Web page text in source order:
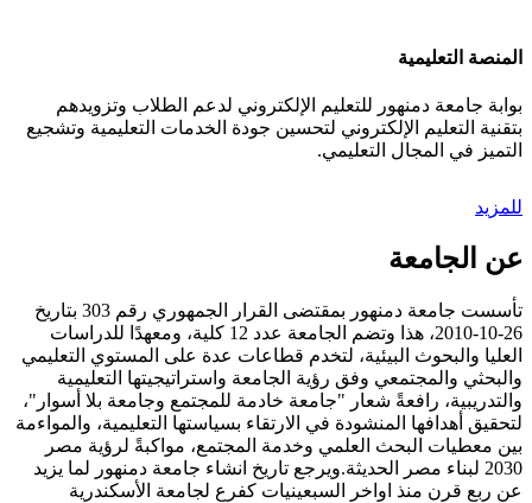
المنصة التعليمية
بوابة جامعة دمنهور للتعليم الإلكتروني لدعم الطلاب وتزويدهم
بتقنية التعليم الإلكتروني لتحسين جودة الخدمات التعليمية وتشجيع
التميز في المجال التعليمي.
للمزيد
عن الجامعة
تأسست جامعة دمنهور بمقتضى القرار الجمهوري رقم 303 بتاريخ
26-10-2010، هذا وتضم الجامعة عدد 12 كلية، ومعهدًا للدراسات
العليا والبحوث البيئية، لتخدم قطاعات عدة على المستوي التعليمي
والبحثي والمجتمعي وفق رؤية الجامعة واستراتيجيتها التعليمية
والتدريبية، رافعةً شعار "جامعة خادمة للمجتمع وجامعة بلا أسوار"،
لتحقيق أهدافها المنشودة في الارتقاء بسياستها التعليمية، والمواءمة
بين معطيات البحث العلمي وخدمة المجتمع، مواكبةً لرؤية مصر
2030 لبناء مصر الحديثة.ويرجع تاريخ انشاء جامعة دمنهور لما يزيد
عن ربع قرن منذ اواخر السبعينيات كفرع لجامعة الأسكندرية